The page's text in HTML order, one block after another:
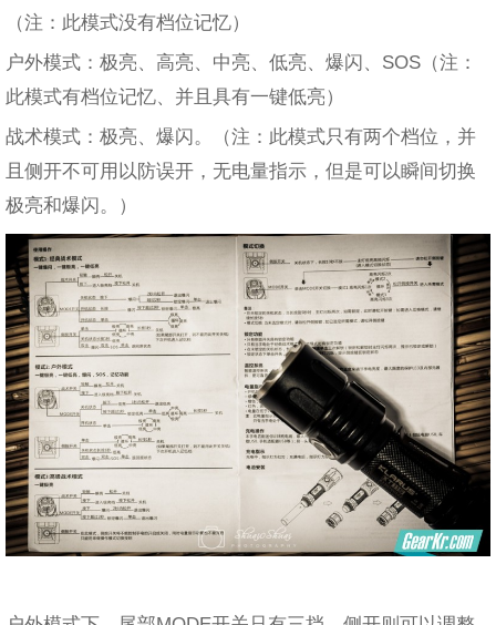
（注：此模式没有档位记忆）
户外模式：极亮、高亮、中亮、低亮、爆闪、SOS（注：
此模式有档位记忆、并且具有一键低亮）
战术模式：极亮、爆闪。（注：此模式只有两个档位，并
且侧开不可用以防误开，无电量指示，但是可以瞬间切换
极亮和爆闪。）